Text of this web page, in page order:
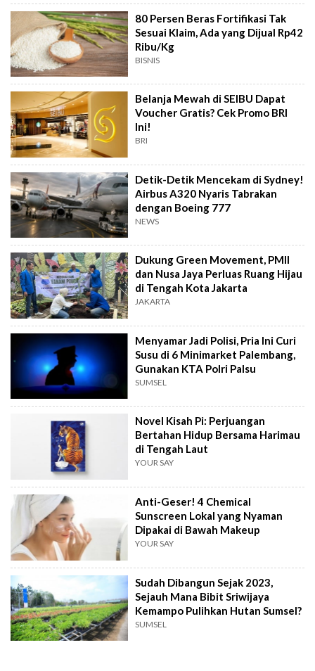
80 Persen Beras Fortifikasi Tak
Sesuai Klaim, Ada yang Dijual Rp42
Ribu/Kg
BISNIS
Belanja Mewah di SEIBU Dapat
Voucher Gratis? Cek Promo BRI
Ini!
BRI
Detik-Detik Mencekam di Sydney!
Airbus A320 Nyaris Tabrakan
dengan Boeing 777
NEWS
Dukung Green Movement, PMII
dan Nusa Jaya Perluas Ruang Hijau
di Tengah Kota Jakarta
JAKARTA
Menyamar Jadi Polisi, Pria Ini Curi
Susu di 6 Minimarket Palembang,
Gunakan KTA Polri Palsu
SUMSEL
Novel Kisah Pi: Perjuangan
Bertahan Hidup Bersama Harimau
di Tengah Laut
YOUR SAY
Anti-Geser! 4 Chemical
Sunscreen Lokal yang Nyaman
Dipakai di Bawah Makeup
YOUR SAY
Sudah Dibangun Sejak 2023,
Sejauh Mana Bibit Sriwijaya
Kemampo Pulihkan Hutan Sumsel?
SUMSEL